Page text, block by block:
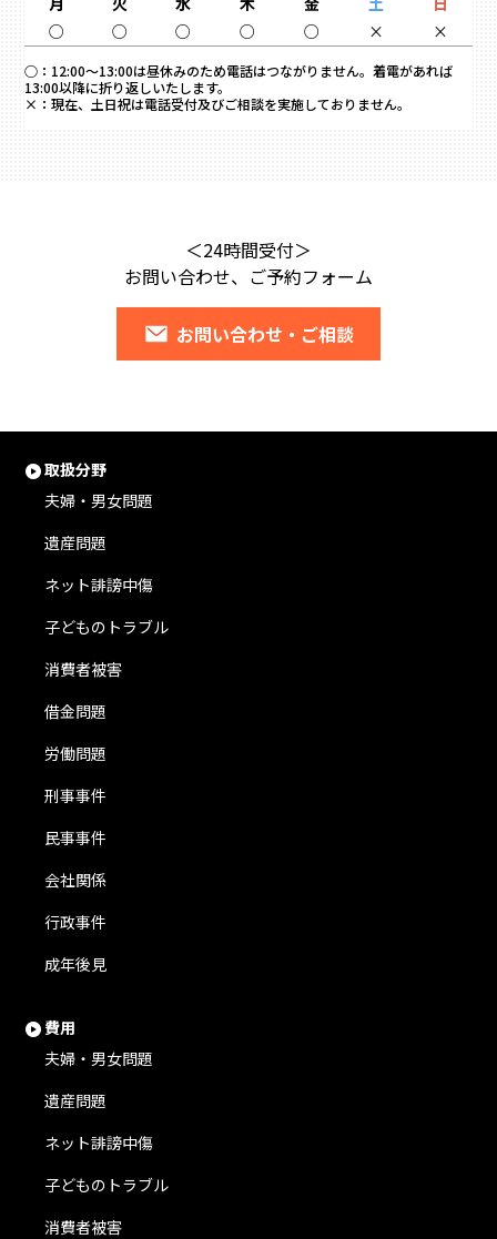
○
○ ○ ○ ○ × ×
○： 12:00～13:00は昼休みのため電話はつながりません。着電があれば
13:00以降に折り返しいたします。
×： 現在、土日祝は電話受付及びご相談を実施しておりません。
＜24時間受付＞
お問い合わせ、ご予約フォーム
お問い合わせ・ご相談
取扱分野
夫婦・男女問題
遺産問題
ネット誹謗中傷
子どものトラブル
消費者被害
借金問題
労働問題
刑事事件
民事事件
会社関係
行政事件
成年後見
費用
夫婦・男女問題
遺産問題
ネット誹謗中傷
子どものトラブル
消費者被害